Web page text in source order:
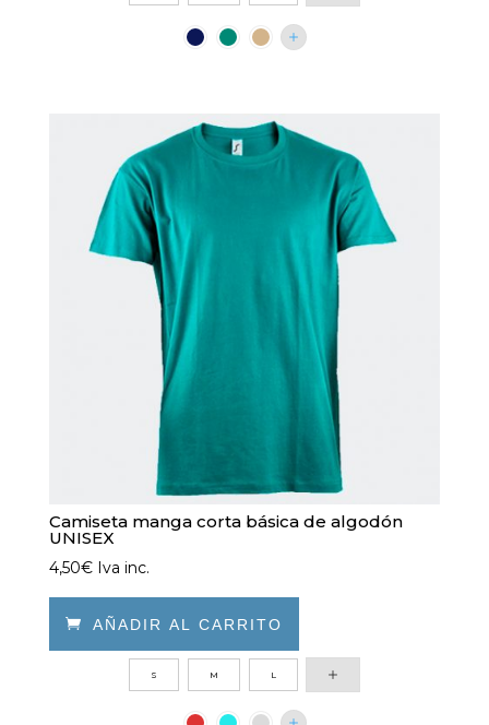
pueden
elegir
Camiseta manga corta básica de algodón
UNISEX
4,50€ Iva inc.
 AÑADIR AL CARRITO
S M L